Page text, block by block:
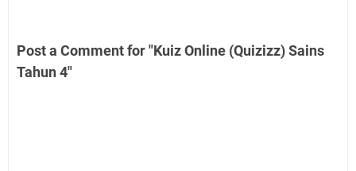
Post a Comment for "Kuiz Online (Quizizz) Sains
Tahun 4"